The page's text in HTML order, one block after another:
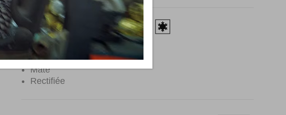
Porcelaine
Non-émaillée
Mate
Rectifiée